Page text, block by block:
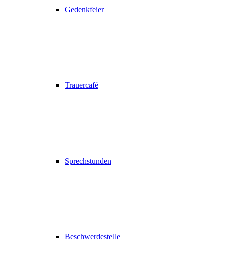
Gedenkfeier
Trauercafé
Sprechstunden
Beschwerdestelle